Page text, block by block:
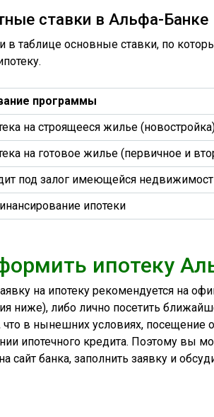
ставки в Альфа-Банке
в таблице основные ставки, по
программы
на строящееся жилье
на готовое жилье (первичное и
под залог имеющейся
ипотеки
ипотеку
на ипотеку рекомендуется на
ниже), либо лично посетить
что в нынешних условиях, посещение
ипотечного кредита. Поэтому вы
сайт банка, заполнить заявку и